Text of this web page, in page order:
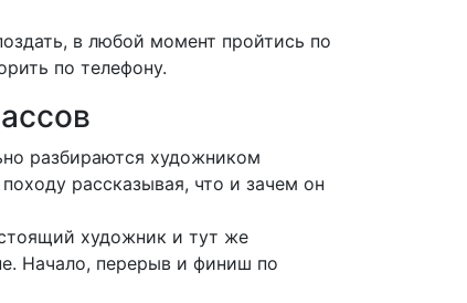
в любой момент пройтись по
по телефону.
разбираются художником
рассказывая, что и зачем он
художник и тут же
Начало, перерыв и финиш по